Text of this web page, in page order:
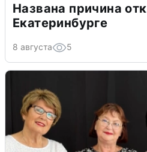
Названа причина
Екатеринбурге
8 августа 5